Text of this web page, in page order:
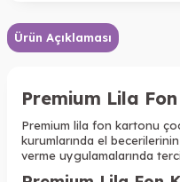
Ürün Açıklaması
Premium Lila
Premium lila fon kartonu ç
kurumlarında el
verme uygulamalarında